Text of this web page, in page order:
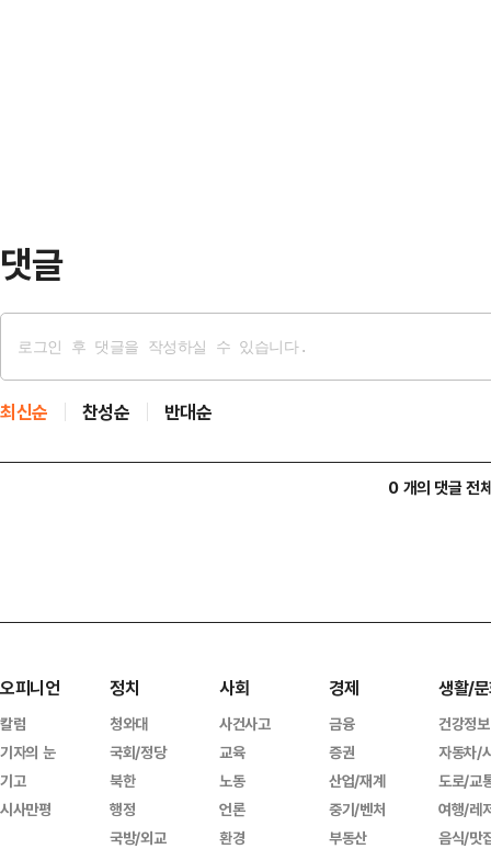
댓글
최신순 찬성순 반대순
0 개의 댓글 전
오피니언
칼럼
기자의 눈
기고
시사만평
정치
청와대
국회/정당
북한
행정
국방/외교
사회
사건사고
교육
노동
언론
환경
경제
금융
증권
산업/재계
중기/벤처
부동산
생활/
건강정보
자동차/
도로/교
여행/레
음식/맛